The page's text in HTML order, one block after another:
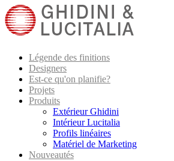
Légende des finitions
Designers
Est-ce qu'on planifie?
Projets
Produits
Extérieur Ghidini
Intérieur Lucitalia
Profils linéaires
Matériel de Marketing
Nouveautés